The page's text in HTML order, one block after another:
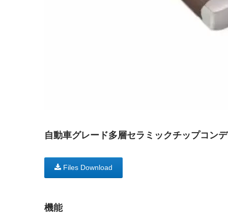
自動車グレード多層セラミックチップコン
Files Download
機能